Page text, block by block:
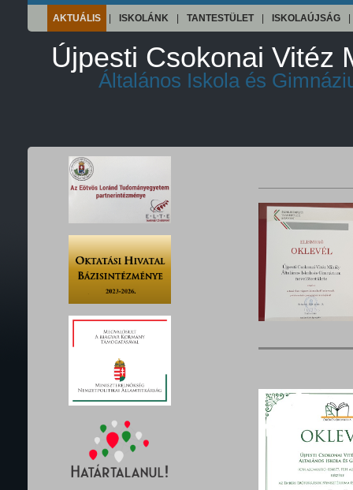
AKTUÁLIS ISKOLÁNK TANTESTÜLET ISKOLAÚJSÁG
Újpesti Csokonai Vitéz
Általános Iskola és